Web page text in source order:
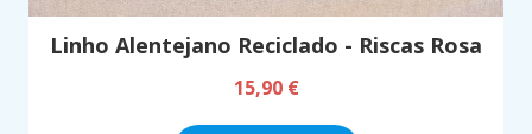
Linho Alentejano Reciclado - Riscas Rosa
15,90 €